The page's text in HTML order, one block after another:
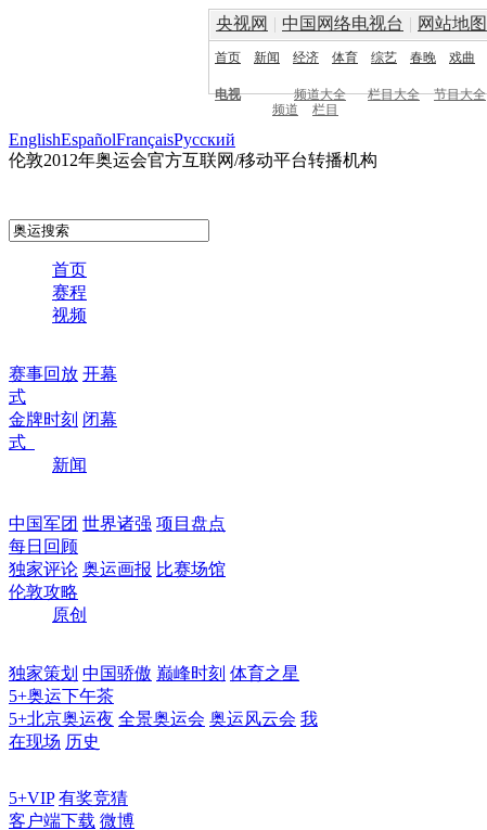
央视网 | 中国网络电视台 | 网站地图
首页 新闻 经济 体育 综艺 春晚 戏曲
电视 频道大全 栏目大全 节目大全
频道
栏目
EnglishEspañolFrançaisPусский
伦敦2012年奥运会官方互联网/移动平台转播机构
首页
赛程
视频
赛事回放 开幕
式
金牌时刻 闭幕
式
新闻
中国军团 世界诸强 项目盘点
每日回顾
独家评论 奥运画报 比赛场馆
伦敦攻略
原创
独家策划 中国骄傲 巅峰时刻 体育之星
5+奥运下午茶
5+北京奥运夜 全景奥运会 奥运风云会 我
在现场 历史
5+VIP 有奖竞猜
客户端下载 微博